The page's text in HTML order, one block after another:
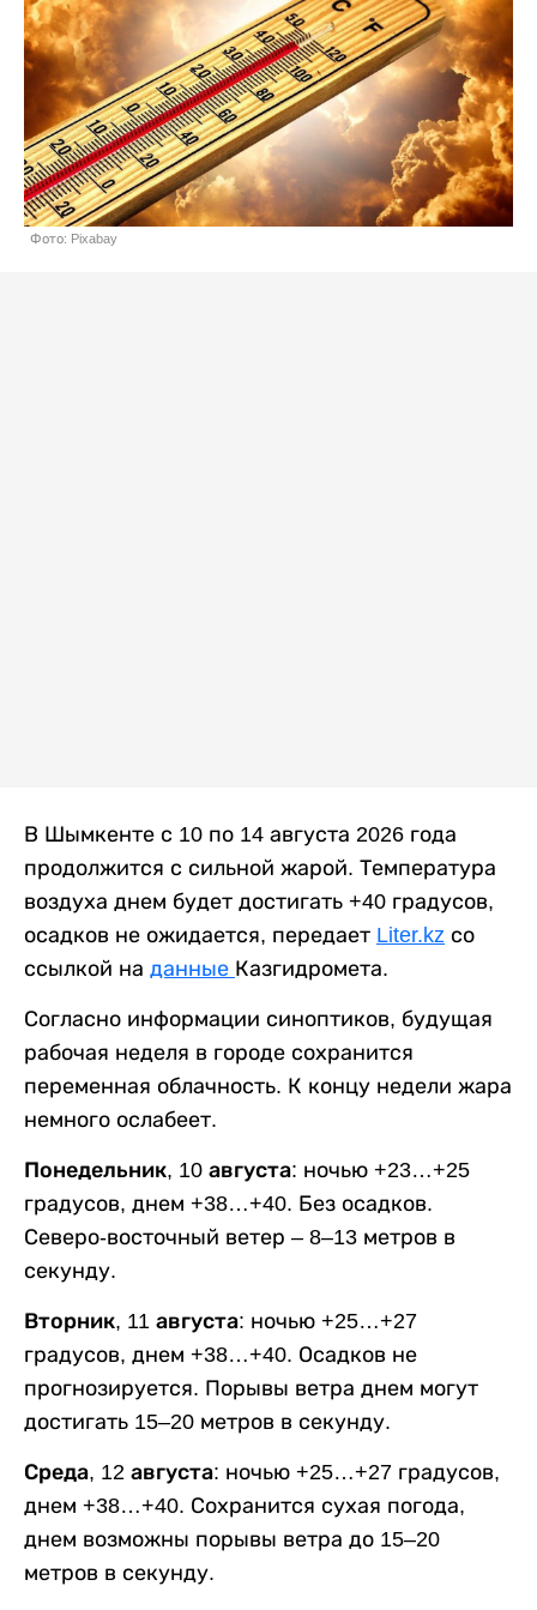
Фото: Pixabay
В Шымкенте с 10 по 14 августа 2026 года
продолжится с сильной жарой. Температура
воздуха днем будет достигать +40 градусов,
осадков не ожидается, передает Liter.kz со
ссылкой на данные Казгидромета.
Согласно информации синоптиков, будущая
рабочая неделя в городе сохранится
переменная облачность. К концу недели жара
немного ослабеет.
Понедельник, 10 августа: ночью +23…+25
градусов, днем +38…+40. Без осадков.
Северо-восточный ветер – 8–13 метров в
секунду.
Вторник, 11 августа: ночью +25…+27
градусов, днем +38…+40. Осадков не
прогнозируется. Порывы ветра днем могут
достигать 15–20 метров в секунду.
Среда, 12 августа: ночью +25…+27 градусов,
днем +38…+40. Сохранится сухая погода,
днем возможны порывы ветра до 15–20
метров в секунду.